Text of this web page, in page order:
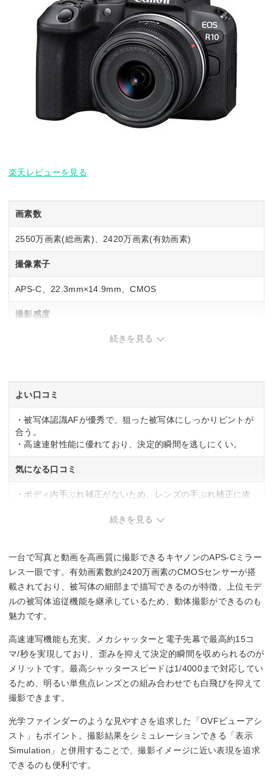
楽天レビューを見る
画素数
2550万画素(総画素)、2420万画素(有効画素)
撮像素子
APS-C、22.3mm×14.9mm、CMOS
撮影感度
標準：ISO100～32000、拡張：ISO51200
最大4503ポジション
連写撮影
電子シャッター時：最高約23コマ/秒、電子先幕・メカシャッ
ター時：最高約15コマ/秒
重量
約429g(バッテリー、メモリーカードを含む)、約382g(本体の
続きを見る
よい口コミ
・被写体認識AFが優秀で、狙った被写体にしっかりピントが
合う。
・高速連射性能に優れており、決定的瞬間を逃しにくい。
気になる口コミ
・ボディ内手ぶれ補正がないため、レンズの手ぶれ補正に依
・バッテリー容量が小さめで、長時間撮影では予備バッテリ
続きを見る
一台で写真と動画を高画質に撮影できるキヤノンのAPS-Cミラー
レス一眼です。有効画素数約2420万画素のCMOSセンサーが搭
載されており、被写体の細部まで描写できるのが特徴。上位モデ
ルの被写体追従機能を継承しているため、動体撮影ができるのも
魅力です。
高速連写機能も充実。メカシャッターと電子先幕で最高約15コ
マ/秒を実現しており、歪みを抑えて決定的瞬間を収められるのが
メリットです。最高シャッタースピードは1/4000まで対応してい
るため、明るい単焦点レンズとの組み合わせでも白飛びを抑えて
撮影できます。
光学ファインダーのような見やすさを追求した「OVFビューアシ
スト」もポイント。撮影結果をシミュレーションできる「表示
Simulation」と併用することで、撮影イメージに近い表現を追求
できるのも便利です。